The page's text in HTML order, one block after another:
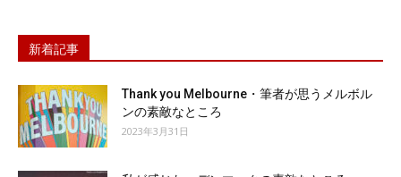
新着記事
Thank you Melbourne・筆者が思うメルボル
ンの素敵なところ
2023年3月31日